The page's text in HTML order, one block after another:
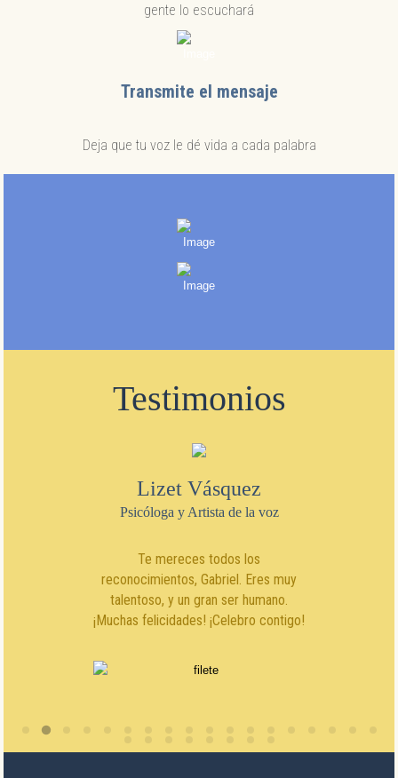
gente lo escuchará
Transmite el mensaje
Deja que tu voz le dé vida a cada palabra
Testimonios
Lizet Vásquez
Psicóloga y Artista de la voz
Te mereces todos los
reconocimientos, Gabriel. Eres muy
talentoso, y un gran ser humano.
¡Muchas felicidades! ¡Celebro contigo!